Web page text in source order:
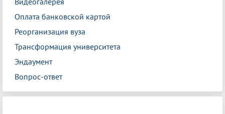
Оплата банковской картой
Реорганизация вуза
Трансформация университета
Эндаумент
Вопрос-ответ